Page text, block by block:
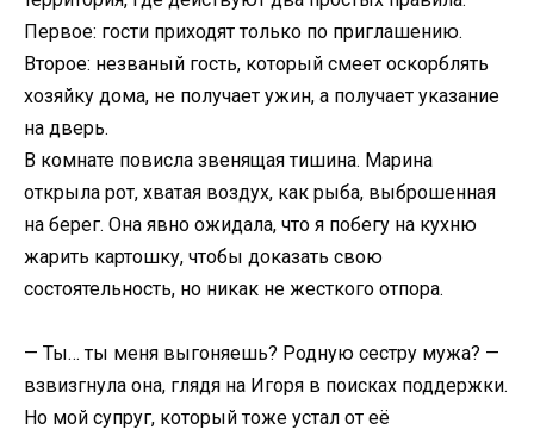
Первое: гости приходят только по приглашению.
Второе: незваный гость, который смеет оскорблять
хозяйку дома, не получает ужин, а получает указание
на дверь.
В комнате повисла звенящая тишина. Марина
открыла рот, хватая воздух, как рыба, выброшенная
на берег. Она явно ожидала, что я побегу на кухню
жарить картошку, чтобы доказать свою
состоятельность, но никак не жесткого отпора.
— Ты… ты меня выгоняешь? Родную сестру мужа? —
взвизгнула она, глядя на Игоря в поисках поддержки.
Но мой супруг, который тоже устал от её